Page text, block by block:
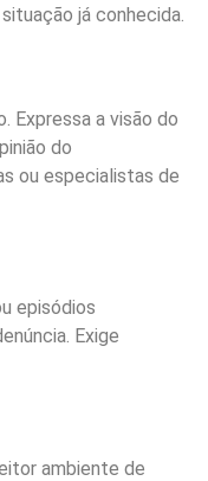
já conhecida.
Expressa a visão do
do
ou especialistas de
episódios
Exige
ambiente de